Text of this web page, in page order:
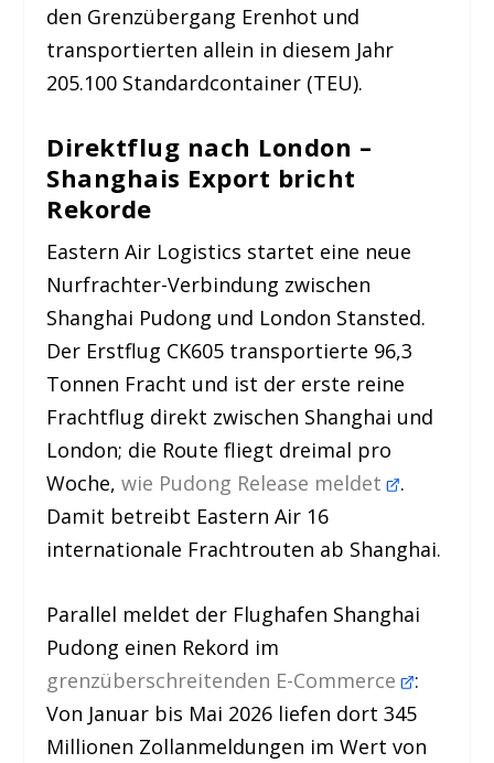
den Grenzübergang Erenhot und
transportierten allein in diesem Jahr
205.100 Standardcontainer (TEU).
Direktflug nach London –
Shanghais Export bricht
Rekorde
Eastern Air Logistics startet eine neue
Nurfrachter-Verbindung zwischen
Shanghai Pudong und London Stansted.
Der Erstflug CK605 transportierte 96,3
Tonnen Fracht und ist der erste reine
Frachtflug direkt zwischen Shanghai und
London; die Route fliegt dreimal pro
Woche,wie Pudong Release meldet .
Damit betreibt Eastern Air 16
internationale Frachtrouten ab Shanghai.
Parallel meldet der Flughafen Shanghai
Pudong einen Rekord im
grenzüberschreitenden E-Commerce :
Von Januar bis Mai 2026 liefen dort 345
Millionen Zollanmeldungen im Wert von